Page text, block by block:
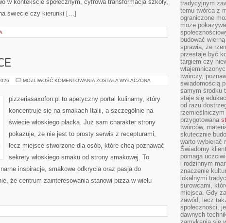
w kontekście społecznym, cyfrowa transformacja szkoły,
świecie czy kierunki […]
MOŻLIWOŚĆ KOMENTOWANIA PIZZERIE
ZOSTAŁA WYŁĄCZONA
pizzeriasaxofon.pl to apetyczny portal kulinarny, który
koncentruje się na smakach Italii, a szczególnie na
świecie włoskiego placka. Już sam charakter strony
pokazuje, że nie jest to prosty serwis z recepturami,
lecz miejsce stworzone dla osób, które chcą poznawać
sekrety włoskiego smaku od strony smakowej. To
inspiracje, smakowe odkrycia oraz pasja do
że centrum zainteresowania stanowi pizza w wielu
tradycyjnym
temu twórca z
ograniczone
może
budować
sprawia, że
przestaje być
targiem czy
twórczy,
świadomością
samym środku
staje się
od razu
przygotowana
twórców,
skutecznie
warto wybierać
Świadomy
pomaga
i rodzinnym
znaczenie
lokalnymi
surowcami,
miejsca. Gdy
zawód, lecz
społeczności,
dawnych